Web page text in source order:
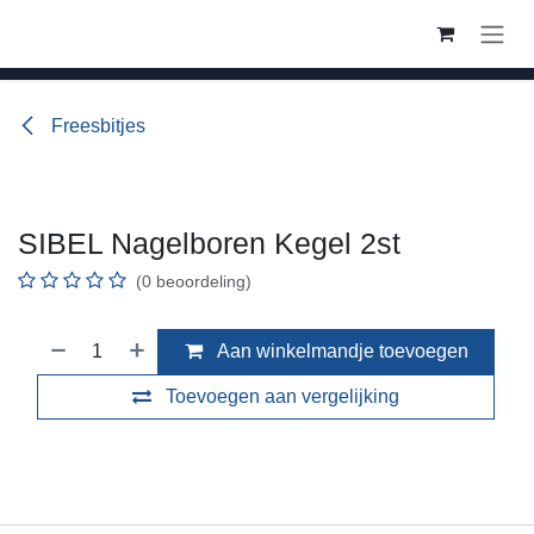
Freesbitjes
SIBEL Nagelboren Kegel 2st
(0 beoordeling)
Aan winkelmandje toevoegen
Toevoegen aan vergelijking